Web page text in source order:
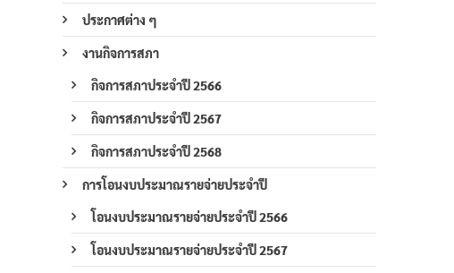
ประกาศต่าง ๆ
งานกิจการสภา
กิจการสภาประจำปี 2566
กิจการสภาประจำปี 2567
กิจการสภาประจำปี 2568
การโอนงบประมาณรายจ่ายประจำปี
โอนงบประมาณรายจ่ายประจำปี 2566
โอนงบประมาณรายจ่ายประจำปี 2567